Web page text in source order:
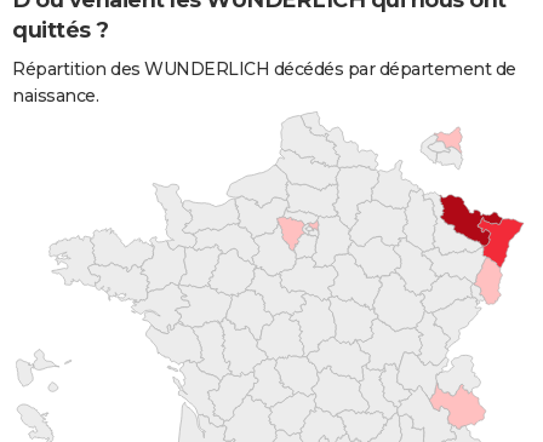
quittés ?
Répartition des WUNDERLICH décédés par département de
naissance.